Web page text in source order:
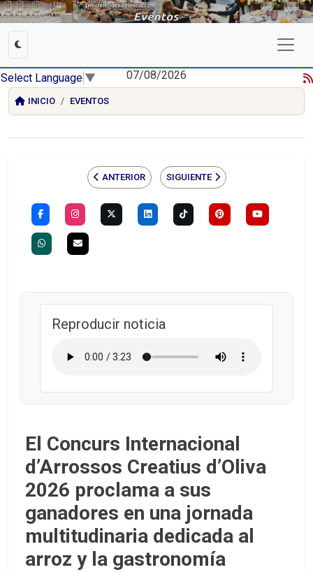
Select Language ▼ 07/08/2026
INICIO EVENTOS
ANTERIOR SIGUIENTE
Reproducir noticia
El Concurs Internacional
d’Arrossos Creatius d’Oliva
2026 proclama a sus
ganadores en una jornada
multitudinaria dedicada al
arroz y la gastronomía